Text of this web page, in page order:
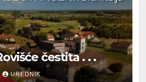
čestita . . .
UREDNIK